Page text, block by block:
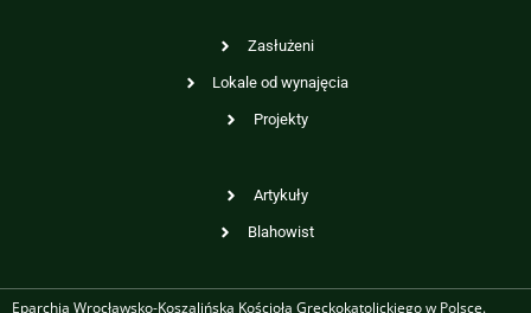
Zasłużeni
Lokale od wynajęcia
Projekty
Artykuły
Blahowist
Eparchia Wrocławsko-Koszalińska Kościoła Greckokatolickiego w Polsce.